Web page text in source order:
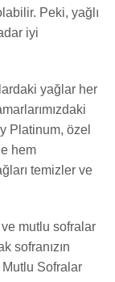
Peki, yağlı
iyi
yağlar her
Platinum, özel
hem
temizler ve
mutlu sofralar
sofranızın
Sofralar